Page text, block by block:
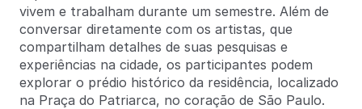
vivem e trabalham durante um semestre. Além de
conversar diretamente com os artistas, que
compartilham detalhes de suas pesquisas e
experiências na cidade, os participantes podem
explorar o prédio histórico da residência, localizado
na Praça do Patriarca, no coração de São Paulo.